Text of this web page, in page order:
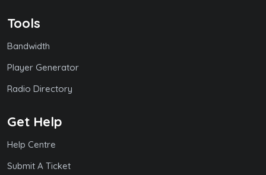
Tools
Bandwidth
Player Generator
Radio Directory
Get Help
Help Centre
Submit A Ticket